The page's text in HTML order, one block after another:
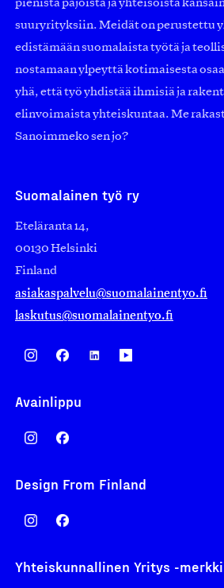
pienistä pajoista ja yhteisöistä
suuryrityksiin. Meidät on perustettu
edistämään suomalaista työtä ja
nostamaan ylpeyttä kotimaisesta
yhä, että työ yhdistää ihmisiä ja
elinvoimaista yhteiskuntaa. Me
Sanoimmeko sen jo?
Suomalainen työ ry
Eteläranta 14,
00130 Helsinki
Finland
asiakaspalvelu@suomalainentyo.fi
laskutus@suomalainentyo.fi
Avainlippu
Design From Finland
Yhteiskunnallinen Yritys -merkki